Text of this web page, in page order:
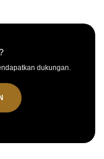
dukungan.